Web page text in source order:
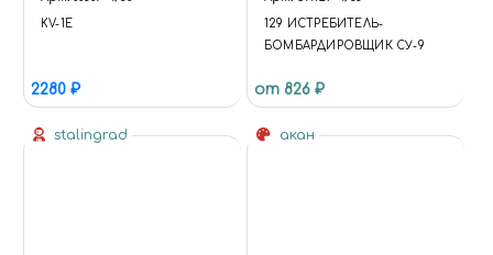
KV-1E
2280 ₽
129 ИСТРЕБИТЕЛЬ-
БОМБАРДИРОВЩИК СУ-9
от 826 ₽
stalingrad акан